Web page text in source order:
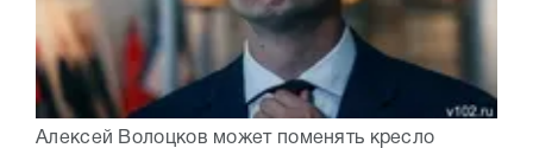
Алексей Волоцков может поменять кресло